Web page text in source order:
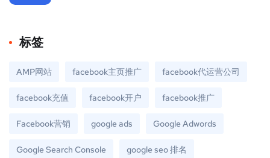
标签
AMP网站 facebook主页推广 facebook代运营公司
facebook充值 facebook开户 facebook推广
Facebook营销 google ads Google Adwords
Google Search Console google seo 排名